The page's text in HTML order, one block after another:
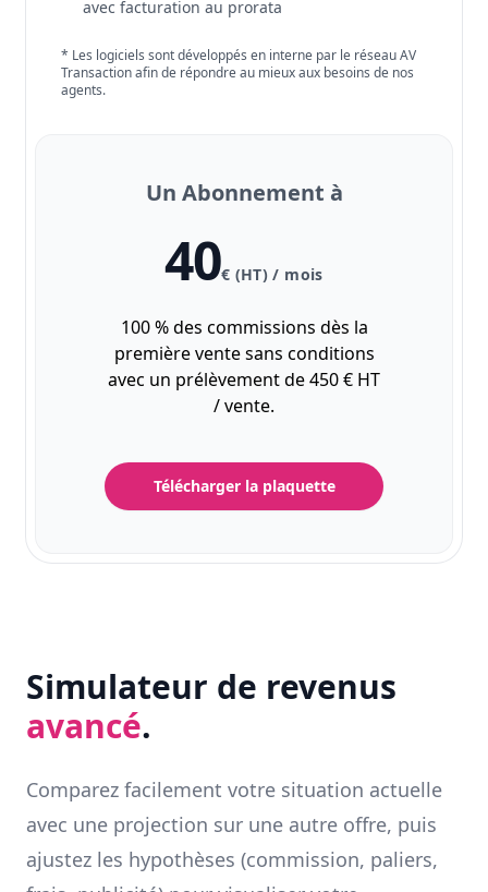
avec facturation au prorata
* Les logiciels sont développés en interne par le réseau AV
Transaction afin de répondre au mieux aux besoins de nos
agents.
Un Abonnement à
40€ (HT) / mois
100 % des commissions dès la
première vente sans conditions
avec un prélèvement de 450 € HT
/ vente.
Télécharger la plaquette
Simulateur de revenus
avancé.
Comparez facilement votre situation actuelle
avec une projection sur une autre offre, puis
ajustez les hypothèses (commission, paliers,